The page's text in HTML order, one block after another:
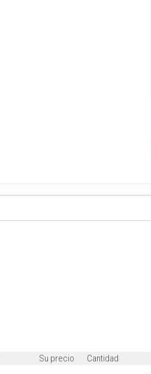
Su precio Cantidad